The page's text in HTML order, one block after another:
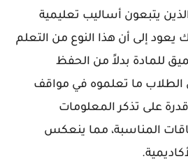
يتبعون أساليب تعليمية
يعود إلى أن هذا النوع من التعلم
للمادة بدلاً من الحفظ
ما تعلموه في مواقف
على تذكر المعلومات
المناسبة، مما ينعكس